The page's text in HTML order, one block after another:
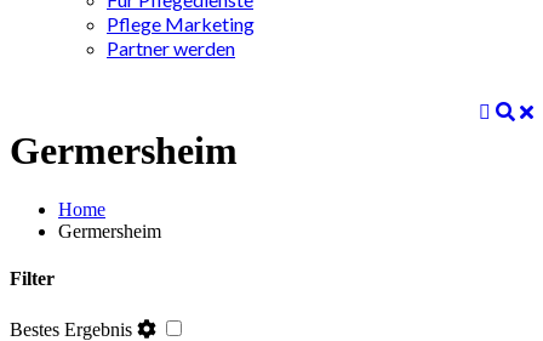
Pflege Marketing
Partner werden
Germersheim
Home
Germersheim
Filter
Bestes Ergebnis